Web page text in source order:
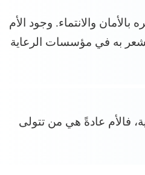
والانتماء. وجود الأم
به في مؤسسات الرعاية
فالأم عادةً هي من تتولى